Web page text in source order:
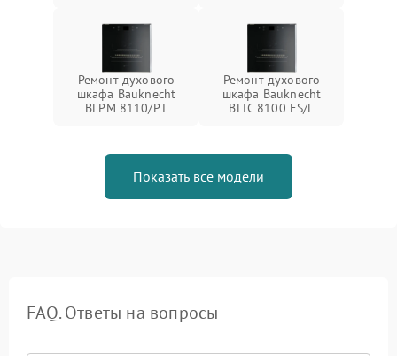
Ремонт духового
шкафа Bauknecht
BLPM 8110/PT
Ремонт духового
шкафа Bauknecht
BLTC 8100 ES/L
Показать все модели
FAQ. Ответы на вопросы